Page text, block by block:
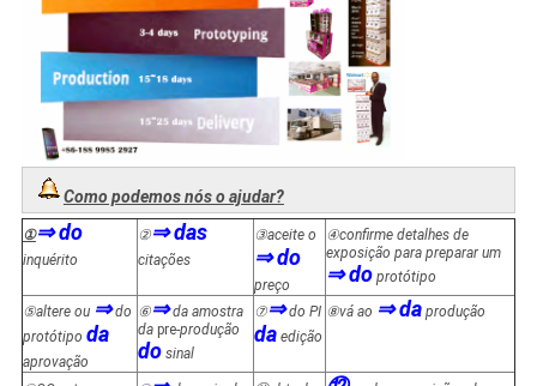
Como podemos nós o ajudar?
①⇒ do
inquérito
②⇒ das
citações
③aceite o
⇒ do
preço
④confirme detalhes de
exposição para preparar um
⇒ doprotótipo
⑤altere ou ⇒do
protótipo da
aprovação
⑥⇒da amostra
dapre-produção
dosinal
⑦⇒do PI
daedição
⑧vá ao ⇒ daprodução